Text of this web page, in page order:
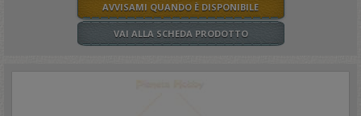
AVVISAMI QUANDO È DISPONIBILE
VAI ALLA SCHEDA PRODOTTO